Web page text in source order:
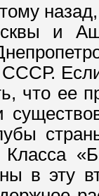
и
СССР.
что ее
Класса
в эту